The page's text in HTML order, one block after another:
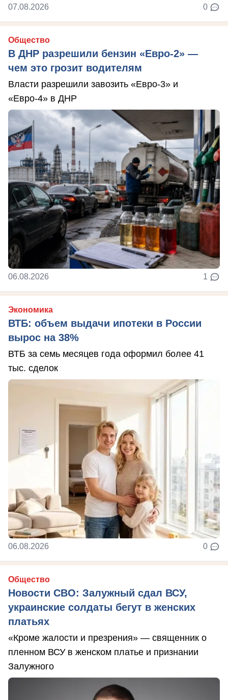
07.08.2026 0
Общество
В ДНР разрешили бензин «Евро-2» —
чем это грозит водителям
Власти разрешили завозить «Евро-3» и
«Евро-4» в ДНР
06.08.2026 1
Экономика
ВТБ: объем выдачи ипотеки в России
вырос на 38%
ВТБ за семь месяцев года оформил более 41
тыс. сделок
06.08.2026 0
Общество
Новости СВО: Залужный сдал ВСУ,
украинские солдаты бегут в женских
платьях
«Кроме жалости и презрения» — священник о
пленном ВСУ в женском платье и признании
Залужного